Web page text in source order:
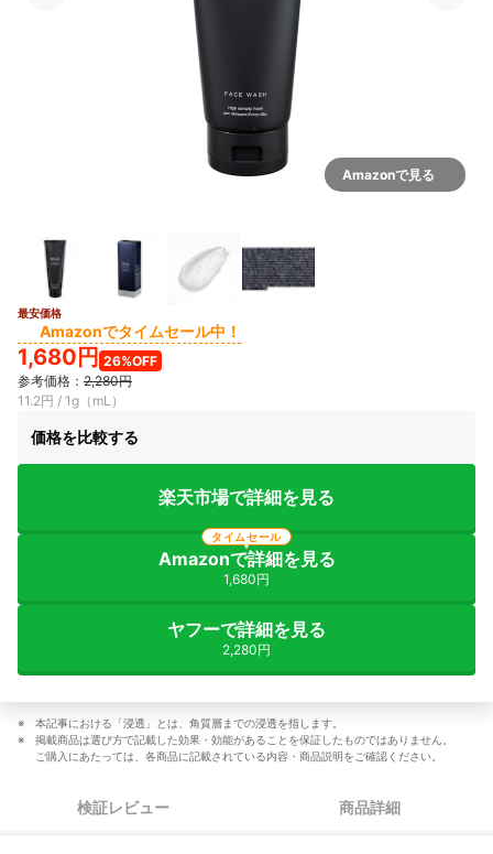
Amazonで見る
最安価格
Amazonでタイムセール中！
1,680円 26%OFF
参考価格： 2,280円
11.2円 / 1g（mL）
価格を比較する
楽天市場で詳細を見る
Amazonで詳細を見る
1,680円
タイムセール
ヤフーで詳細を見る
2,280円
本記事における「浸透」とは、角質層までの浸透を指します。
掲載商品は選び方で記載した効果・効能があることを保証したものではありません。
ご購入にあたっては、各商品に記載されている内容・商品説明をご確認ください。
検証レビュー 商品詳細